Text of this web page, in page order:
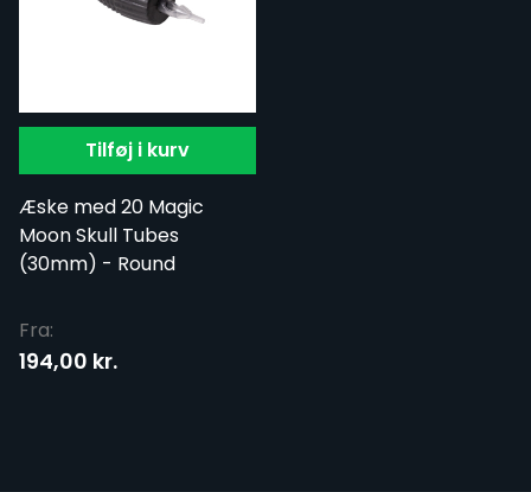
Tilføj i kurv
Æske med 20 Magic
Moon Skull Tubes
(30mm) - Round
Fra:
194,00 kr.